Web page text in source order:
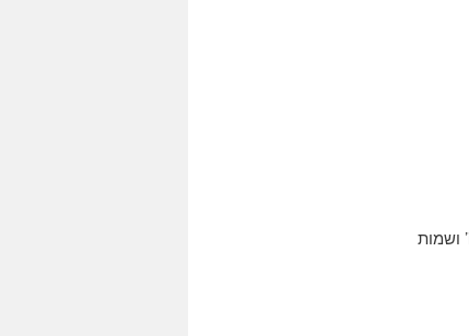
$שאילתה =”בחר * מתוך vw ביוגרפיה שם idLanguage = '$ שפה’ ו- idType = '$ idType’ ושמות